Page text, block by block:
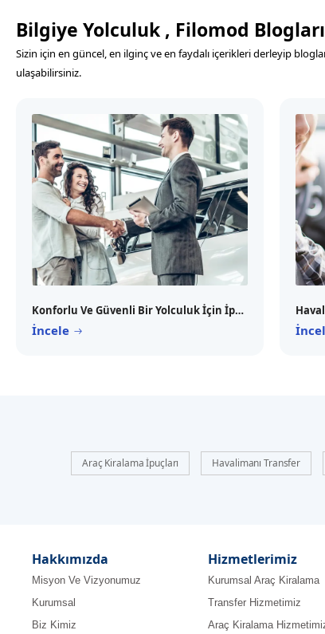
Bilgiye Yolculuk , Filomod Blogları
Sizin için en güncel, en ilginç ve en faydalı içerikleri derleyip
ulaşabilirsiniz.
Konforlu Ve Güvenli Bir Yolculuk İçin İpuçları
İncele
Araç Kiralama İpuçları Havalimanı Transfer
Hakkımızda
Misyon Ve Vizyonumuz
Kurumsal
Biz Kimiz
Hizmetlerimiz
Kurumsal Araç Kiralama
Transfer Hizmetimiz
Araç Kiralama